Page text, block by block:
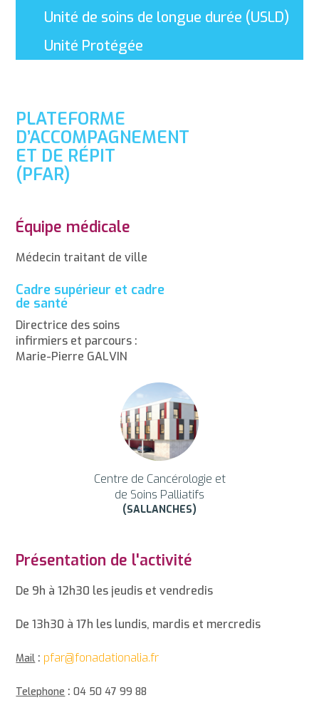
Unité de soins de longue durée (USLD)
Unité Protégée
PLATEFORME
D’ACCOMPAGNEMENT
ET DE RÉPIT
(PFAR)
Équipe médicale
Médecin traitant de ville
Cadre supérieur et cadre
de santé
Directrice des soins
infirmiers et parcours :
Marie-Pierre GALVIN
Centre de Cancérologie et
de Soins Palliatifs
(SALLANCHES)
Présentation de l'activité
De 9h à 12h30 les jeudis et vendredis
De 13h30 à 17h les lundis, mardis et mercredis
Mail : pfar@fonadationalia.fr
Telephone :04 50 47 99 88